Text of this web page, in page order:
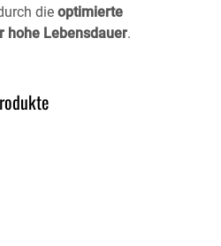
die optimierte
hohe Lebensdauer.